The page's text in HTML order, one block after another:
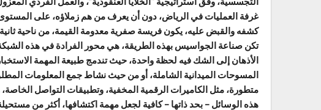
غرفة العمليات في الرياض، دون أن يعرف من هم زملاؤه، على
كشفه والقبض عليه، يكون فريسة صفرية معدومة القيمة، من ناحية
تكن صناعة الجواسيس بهذه الطريقة، هي محور الفرادة في هذه
الأذهان إلى الشك فيه لحظة واحدة، حيث تندمج طبيعة المهمة
المسوحات الميدانية الشاملة، أو من حيث نشاط جمع المعلومات
متطورة، مثل الكاميرات الرقمية المخفية، وتطبيقات التواصل
هذه الوسائل – بحد ذاتها – كافية لجعل مهمة اكتشافها، أكثر من